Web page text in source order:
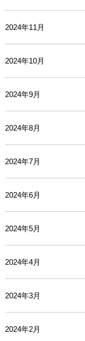
2024年11月
2024年10月
2024年9月
2024年8月
2024年7月
2024年6月
2024年5月
2024年4月
2024年3月
2024年2月